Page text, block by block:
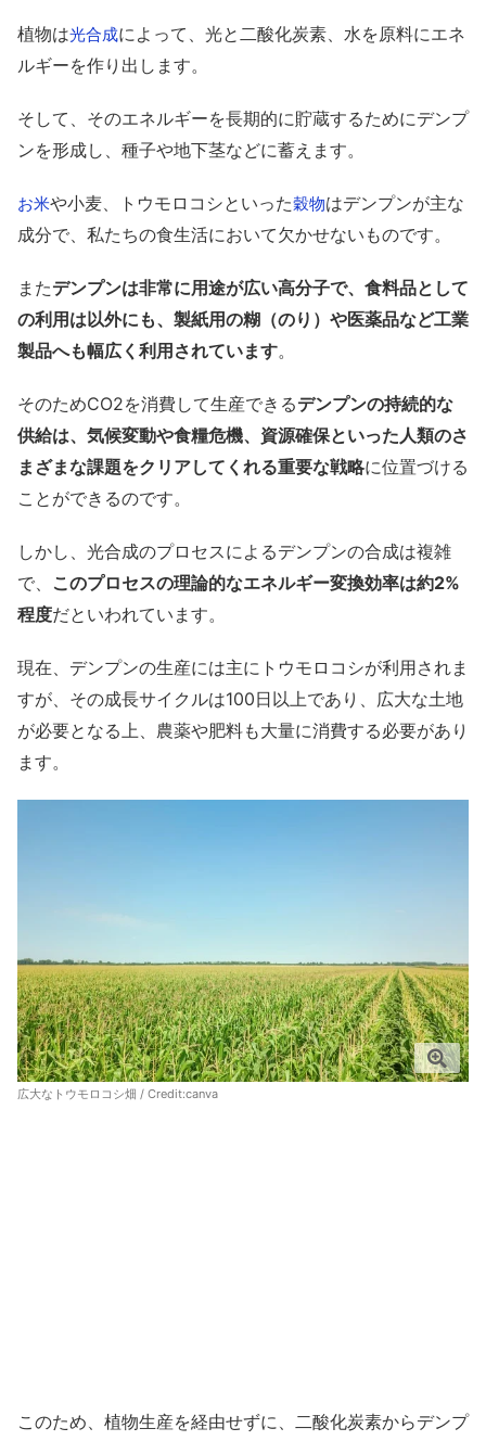
植物は光合成によって、光と二酸化炭素、水を原料にエネ
ルギーを作り出します。
そして、そのエネルギーを長期的に貯蔵するためにデンプ
ンを形成し、種子や地下茎などに蓄えます。
お米や小麦、トウモロコシといった穀物はデンプンが主な
成分で、私たちの食生活において欠かせないものです。
またデンプンは非常に用途が広い高分子で、食料品として
の利用は以外にも、製紙用の糊（のり）や医薬品など工業
製品へも幅広く利用されています。
そのためCO2を消費して生産できるデンプンの持続的な
供給は、気候変動や食糧危機、資源確保といった人類のさ
まざまな課題をクリアしてくれる重要な戦略に位置づける
ことができるのです。
しかし、光合成のプロセスによるデンプンの合成は複雑
で、 このプロセスの理論的なエネルギー変換効率は約2%
程度だといわれています。
現在、デンプンの生産には主にトウモロコシが利用されま
すが、その成長サイクルは100日以上であり、広大な土地
が必要となる上、農薬や肥料も大量に消費する必要があり
ます。
広大なトウモロコシ畑 / Credit:canva
このため、植物生産を経由せずに、二酸化炭素からデンプ